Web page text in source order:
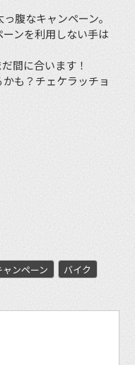
腹なキャンペーン。
ンを利用しない手は
間に合います！
も？チェケラッチョ
ンペーン バイク